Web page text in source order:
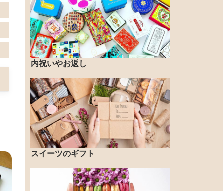
内祝いやお返し
スイーツのギフト